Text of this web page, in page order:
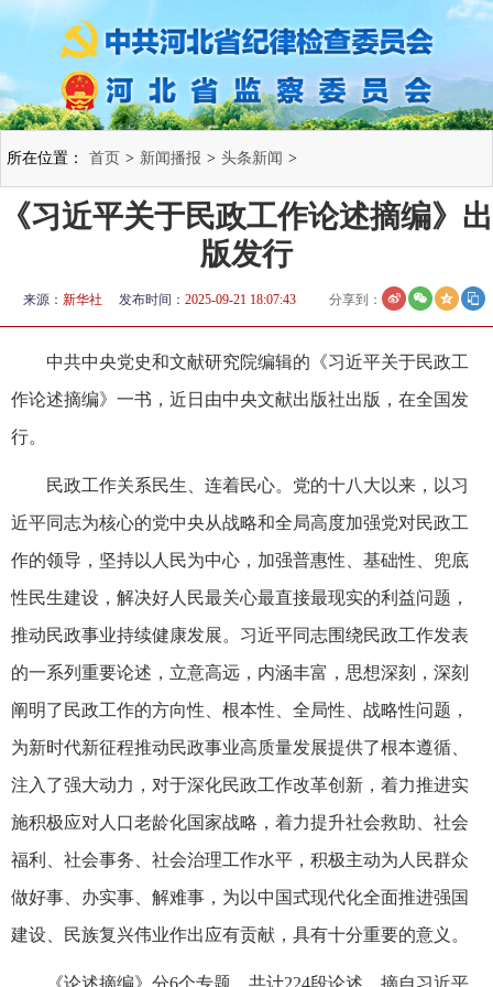
所在位置： 首页 > 新闻播报 > 头条新闻 >
《习近平关于民政工作论述摘编》出
版发行
来源： 新华社 发布时间： 2025-09-21 18:07:43 分享到：
中共中央党史和文献研究院编辑的《习近平关于民政工
作论述摘编》一书，近日由中央文献出版社出版，在全国发
行。
民政工作关系民生、连着民心。党的十八大以来，以习
近平同志为核心的党中央从战略和全局高度加强党对民政工
作的领导，坚持以人民为中心，加强普惠性、基础性、兜底
性民生建设，解决好人民最关心最直接最现实的利益问题，
推动民政事业持续健康发展。习近平同志围绕民政工作发表
的一系列重要论述，立意高远，内涵丰富，思想深刻，深刻
阐明了民政工作的方向性、根本性、全局性、战略性问题，
为新时代新征程推动民政事业高质量发展提供了根本遵循、
注入了强大动力，对于深化民政工作改革创新，着力推进实
施积极应对人口老龄化国家战略，着力提升社会救助、社会
福利、社会事务、社会治理工作水平，积极主动为人民群众
做好事、办实事、解难事，为以中国式现代化全面推进强国
建设、民族复兴伟业作出应有贡献，具有十分重要的意义。
《论述摘编》分6个专题，共计224段论述，摘自习近平